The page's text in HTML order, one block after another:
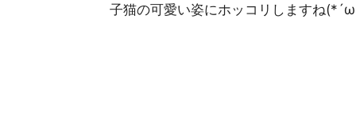
子猫の可愛い姿にホッコリしますね